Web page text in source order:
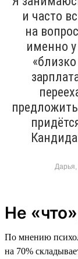
и часто
на
именно у
Дарья,
Не
По мнению
на 70%